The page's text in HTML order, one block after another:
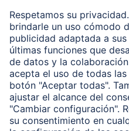
Clientes online
Conviértete en distribuidor
Compañía
Historia de la empresa